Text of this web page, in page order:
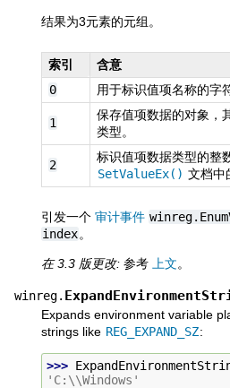
结果为3元素的元组。
索引
含意
0
用于标识值项名称的字
1
保存值项数据的对象，
类型。
2
标识值项数据类型的整
SetValueEx() 文档中
引发一个 审计事件
index。
在 3.3 版更改: 参考 上文。
winreg.
Expands environment variable
strings like REG_EXPAND_SZ:
>>>
'C:\\Windows'